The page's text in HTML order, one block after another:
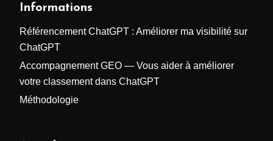
Informations
Référencement ChatGPT : Améliorer ma visibilité sur
ChatGPT
Accompagnement GEO — Vous aider à améliorer
votre classement dans ChatGPT
Méthodologie